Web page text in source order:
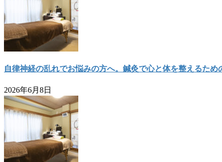
自律神経の乱れでお悩みの方へ。鍼灸で心と体を整えるため
2026年6月8日